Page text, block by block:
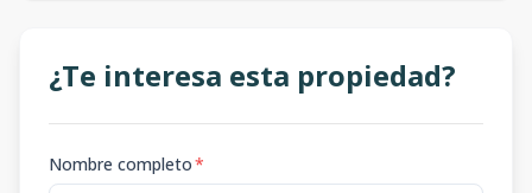
¿Te interesa esta propiedad?
Nombre completo*